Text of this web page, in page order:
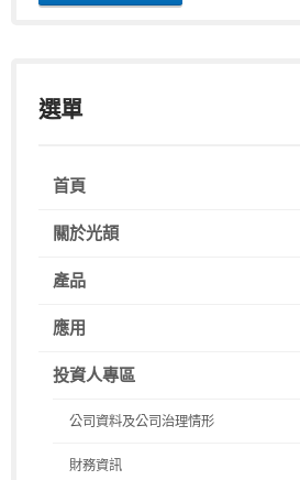
選單
首頁
關於光頡
產品
應用
投資人專區
公司資料及公司治理情形
財務資訊